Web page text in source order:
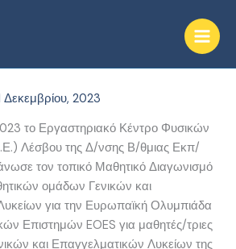
Δεκεμβρίου, 2023
το Εργαστηριακό Κέντρο Φυσικών
Λέσβου της Δ/νσης Β/θμιας Εκπ/
τον τοπικό Μαθητικό Διαγωνισμό
ομάδων Γενικών και
για την Ευρωπαϊκή Ολυμπιάδα
Επιστημών EOES για μαθητές/τριες
και Επαγγελματικών Λυκείων της